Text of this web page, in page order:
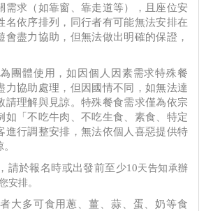
需求（如靠窗、靠走道等），且座位安
名依序排列，同行者有可能無法安排在
會盡力協助，但無法做出明確的保證，
團體使用，如因個人因素需求特殊餐
力協助處理，但因國情不同，如無法達
請理解與見諒。特殊餐食需求僅為依宗
如「不吃牛肉、不吃生食、素食、特定
進行調整安排，無法依個人喜惡提供特
請於報名時或出發前至少10天告知承辦
安排。
大多可食用蔥、薑、蒜、蛋、奶等食